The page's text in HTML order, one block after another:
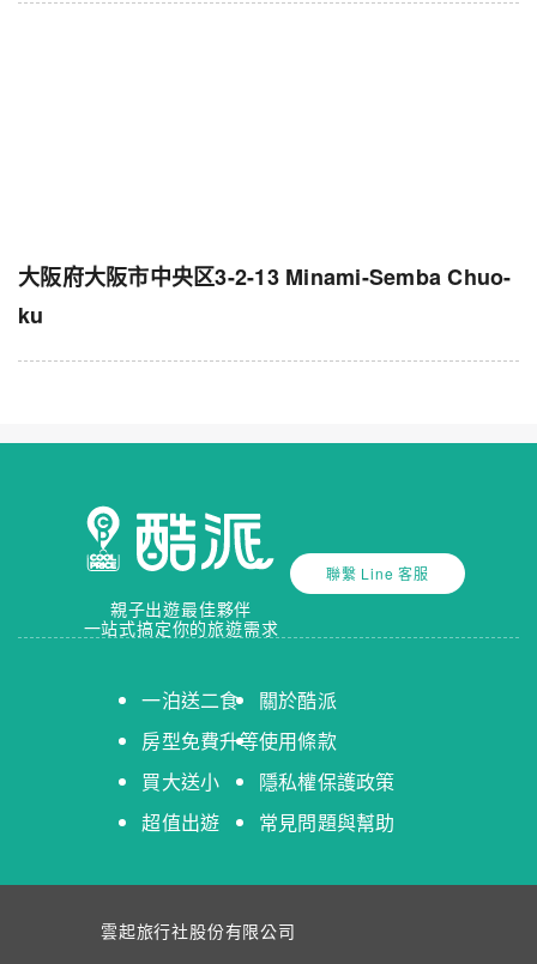
大阪府大阪市中央区3-2-13 Minami-Semba Chuo-
ku
親子出遊最佳夥伴
一站式搞定你的旅遊需求
聯繫 Line 客服
一泊送二食
房型免費升等
買大送小
超值出遊
關於酷派
使用條款
隱私權保護政策
常見問題與幫助
雲起旅行社股份有限公司